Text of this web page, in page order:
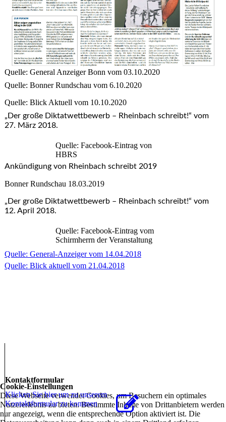
Quelle: General Anzeiger Bonn vom 03.10.2020
Quelle: Bonner Rundschau vom 6.10.2020
Quelle: Blick Aktuell vom 10.10.2020
„Der große Diktatwettbewerb – Rheinbach schreibt!“ vom
27. März 2018.
Quelle: Facebook-Eintrag von
HBRS
Ankündigung von Rheinbach schreibt 2019
Bonner Rundschau 18.03.2019
„Der große Diktatwettbewerb – Rheinbach schreibt!“ vom
12. April 2018.
Quelle: Facebook-Eintrag vom
Schirmherrn der Veranstaltung
Quelle: General-Anzeiger vom 14.04.2018
Quelle: Blick aktuell vom 21.04.2018
Kontaktformular
Klicken Sie hier um zu unserem
Kon­takt­for­mu­lar zu kommen
Cookie-Einstellungen
Diese Webseite verwendet Cookies, um Besuchern ein optimales
Nutzererlebnis zu bieten. Bestimmte Inhalte von Drittanbietern werden
nur angezeigt, wenn die entsprechende Option aktiviert ist. Die